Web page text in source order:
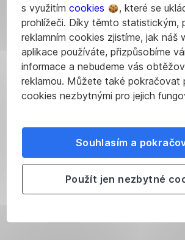
s využitím cookies
, které se
prohlížeči. Díky těmto statistickým,
reklamním cookies zjistíme, jak náš
aplikace používáte, přizpůsobíme
informace a nebudeme vás
reklamou. Můžete také pokračovat
cookies nezbytnými pro jejich
Souhlasím a
Použít jen nezbytné